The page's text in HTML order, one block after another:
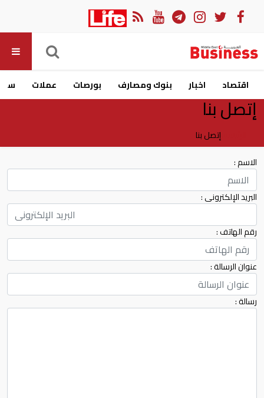
اقتصاد اخبار بنوك ومصارف بورصات عملات
إتصل بنا
الرئيسيةإتصل بنا
الاسم :
البريد الإلكترونى :
رقم الهاتف :
عنوان الرسالة :
رسالة :